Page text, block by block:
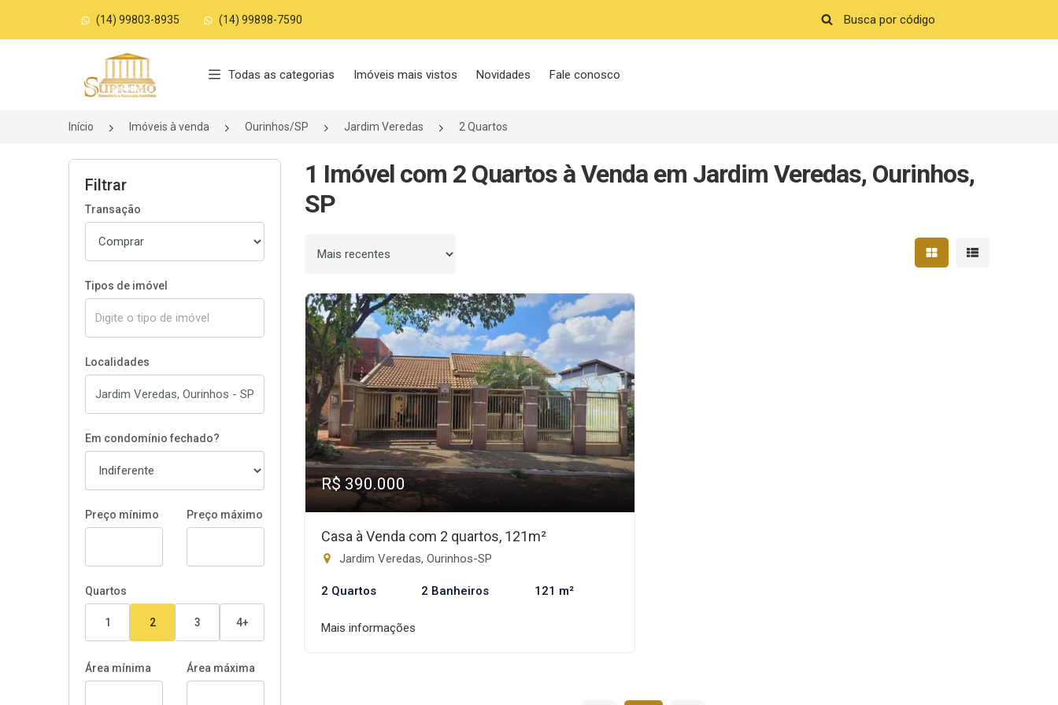
(14) 99803-8935 (14) 99898-7590
Página inicial
Todas as categorias Imóveis mais vistos Novidades Fale conosco
Início Imóveis à venda Ourinhos/SP Jardim Veredas 2 Quartos
Filtrar
Transação
Tipos de imóvel
Localidades
Em condomínio fechado?
Preço mínimo Preço máximo
Quartos
1 2 3 4+
Área mínima Área máxima
1 Imóvel com 2 Quartos à Venda em Jardim Veredas, Ourinhos,
SP
Ordenar por Mostrar resultados em
Mostrar
R$ 390.000
Casa à Venda com 2 quartos, 121m²
Jardim Veredas, Ourinhos-SP
2 Quartos 2 Banheiros 121 m²
Mais informações